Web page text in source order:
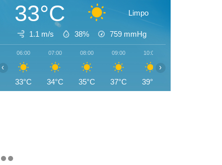
33°C Limpo
1.1 m/s 38% 759 mmHg
06:00
33°C
07:00
34°C
08:00
35°C
09:00
37°C
10:00
39°C
‹ ›